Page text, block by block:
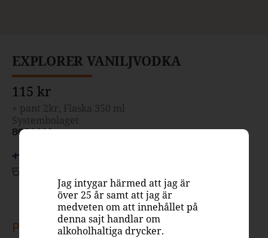
EXPLORER VANILJVODKA
115 kr
+ pant 2kr, Flaska 350 ml
Systembolaget
8656022
PASSAR TILL
Jag intygar härmed att jag är
över 25 år samt att jag är
medveten om att innehållet på
denna sajt handlar om
alkoholhaltiga drycker.